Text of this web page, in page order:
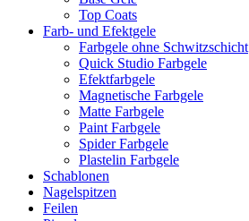
Top Coats
Farb- und Efektgele
Farbgele ohne Schwitzschicht
Quick Studio Farbgele
Efektfarbgele
Magnetische Farbgele
Matte Farbgele
Paint Farbgele
Spider Farbgele
Plastelin Farbgele
Schablonen
Nagelspitzen
Feilen